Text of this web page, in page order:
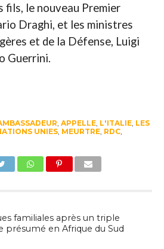
le nouveau Premier
Draghi, et les ministres
et de la Défense, Luigi
Guerrini.
APPELLE, L'ITALIE, LES
UNIES, MEURTRE, RDC,
familiales après un triple
présumé en Afrique du Sud